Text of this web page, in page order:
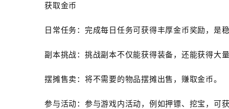
获取金币
日常任务：完成每日任务可获得丰厚金币奖励，是
副本挑战：挑战副本不仅能获得装备，还能获得大
摆摊售卖：将不需要的物品摆摊出售，赚取金币。
参与活动：参与游戏内活动，例如押镖、挖宝，可